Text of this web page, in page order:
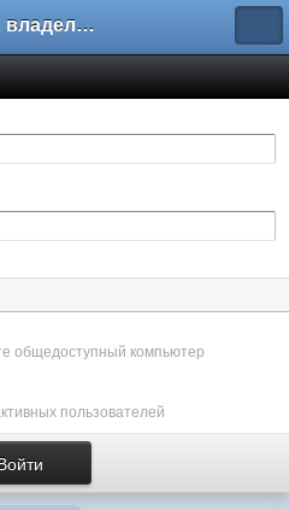
Форум владельцев интернет-магазинов
общедоступный компьютер
пользователей